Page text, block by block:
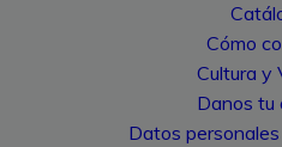
Cómo
Cultura y
Danos tu
Datos